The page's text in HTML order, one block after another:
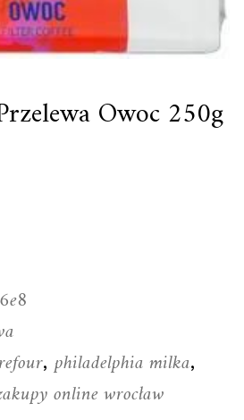
Owoc 250g
, philadelphia milka,
online wrocław